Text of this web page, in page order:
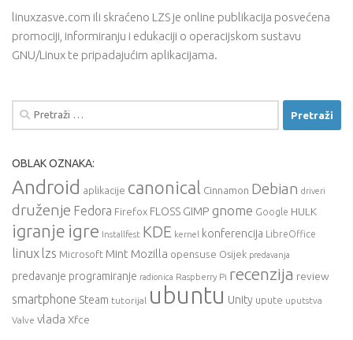
linuxzasve.com ili skraćeno LZS je online publikacija posvećena
promociji, informiranju i edukaciji o operacijskom sustavu
GNU/Linux te pripadajućim aplikacijama.
Pretraži:
OBLAK OZNAKA:
Android aplikacije canonical Cinnamon Debian driveri
druženje Fedora Firefox FLOSS GIMP gnome Google HULK
igranje igre Installfest KDE kernel konferencija LibreOffice
linux lzs Microsoft Mint Mozilla opensuse Osijek predavanja
predavanje programiranje radionica Raspberry Pi recenzija review
smartphone Steam tutorijal ubuntu Unity upute uputstva
Valve vlada Xfce